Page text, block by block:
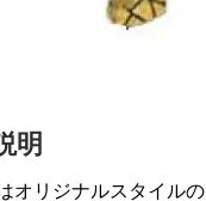
明
オリジナルスタイル